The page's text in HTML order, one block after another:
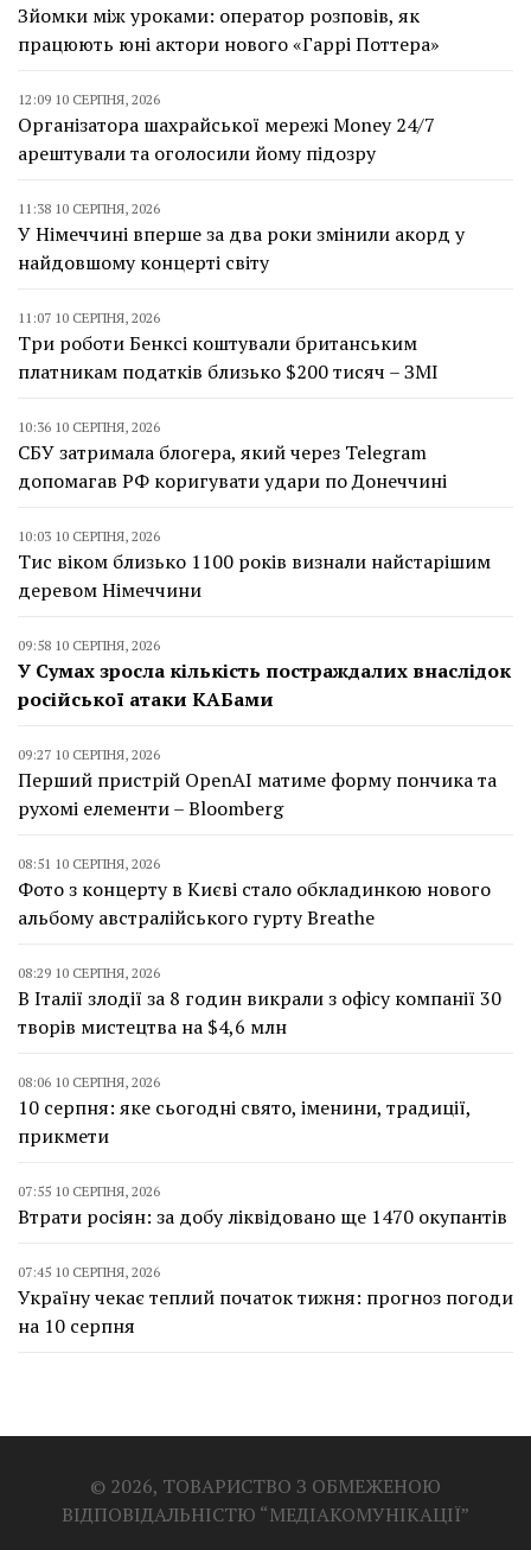
Зйомки між уроками: оператор розповів, як
працюють юні актори нового «Гаррі Поттера»
12:09 10 СЕРПНЯ, 2026
Організатора шахрайської мережі Money 24/7
арештували та оголосили йому підозру
11:38 10 СЕРПНЯ, 2026
У Німеччині вперше за два роки змінили акорд у
найдовшому концерті світу
11:07 10 СЕРПНЯ, 2026
Три роботи Бенксі коштували британським
платникам податків близько $200 тисяч – ЗМІ
10:36 10 СЕРПНЯ, 2026
СБУ затримала блогера, який через Telegram
допомагав РФ коригувати удари по Донеччині
10:03 10 СЕРПНЯ, 2026
Тис віком близько 1100 років визнали найстарішим
деревом Німеччини
09:58 10 СЕРПНЯ, 2026
У Сумах зросла кількість постраждалих внаслідок
російської атаки КАБами
09:27 10 СЕРПНЯ, 2026
Перший пристрій OpenAI матиме форму пончика та
рухомі елементи – Bloomberg
08:51 10 СЕРПНЯ, 2026
Фото з концерту в Києві стало обкладинкою нового
альбому австралійського гурту Breathe
08:29 10 СЕРПНЯ, 2026
В Італії злодії за 8 годин викрали з офісу компанії 30
творів мистецтва на $4,6 млн
08:06 10 СЕРПНЯ, 2026
10 серпня: яке сьогодні свято, іменини, традиції,
прикмети
07:55 10 СЕРПНЯ, 2026
Втрати росіян: за добу ліквідовано ще 1470 окупантів
07:45 10 СЕРПНЯ, 2026
Україну чекає теплий початок тижня: прогноз погоди
на 10 серпня
© 2026, ТОВАРИСТВО З ОБМЕЖЕНОЮ
ВІДПОВІДАЛЬНІСТЮ “МЕДІАКОМУНІКАЦІЇ”